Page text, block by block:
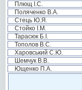
Плющ І.С.
Поляченко В.А.
Стець Ю.Я.
Стойко І.М.
Тарасюк Б.І.
Тополов В.С.
Харовський С.Ю.
Шемчук В.В.
Ющенко П.А.